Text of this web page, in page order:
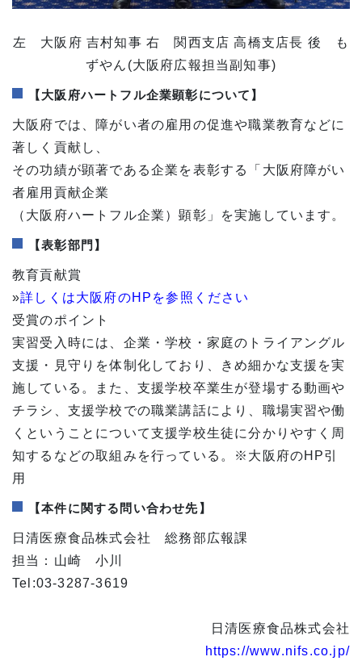
左 大阪府 吉村知事 右 関西支店 高橋支店長 後 も
ずやん(大阪府広報担当副知事)
【大阪府ハートフル企業顕彰について】
大阪府では、障がい者の雇用の促進や職業教育などに
著しく貢献し、
その功績が顕著である企業を表彰する「大阪府障がい
者雇用貢献企業
（大阪府ハートフル企業）顕彰」を実施しています。
【表彰部門】
教育貢献賞
»詳しくは大阪府のHPを参照ください
受賞のポイント
実習受入時には、企業・学校・家庭のトライアングル
支援・見守りを体制化しており、きめ細かな支援を実
施している。また、支援学校卒業生が登場する動画や
チラシ、支援学校での職業講話により、職場実習や働
くということについて支援学校生徒に分かりやすく周
知するなどの取組みを行っている。※大阪府のHP引
用
【本件に関する問い合わせ先】
日清医療食品株式会社 総務部広報課
担当：山崎 小川
Tel:03-3287-3619
日清医療食品株式会社
https://www.nifs.co.jp/